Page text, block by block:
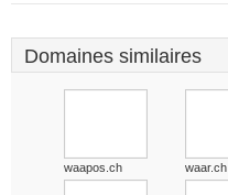
Domaines similaires
waapos.ch waar.ch